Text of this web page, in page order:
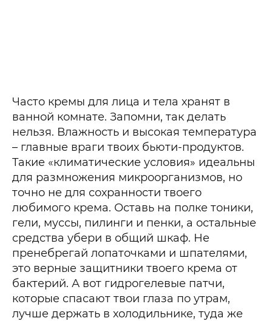
Часто кремы для лица и тела хранят в
ванной комнате. Запомни, так делать
нельзя. Влажность и высокая температура
– главные враги твоих бьюти-продуктов.
Такие «климатические условия» идеальны
для размножения микроорганизмов, но
точно не для сохранности твоего
любимого крема. Оставь на полке тоники,
гели, муссы, пилинги и пенки, а остальные
средства убери в общий шкаф. Не
пренебрегай лопаточками и шпателями,
это верные защитники твоего крема от
бактерий. А вот гидрогелевые патчи,
которые спасают твои глаза по утрам,
лучше держать в холодильнике, туда же